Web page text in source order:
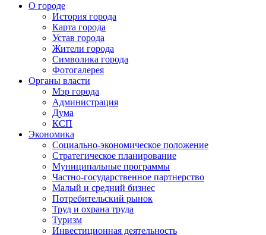
О городе
История города
Карта города
Устав города
Жители города
Символика города
Фотогалерея
Органы власти
Мэр города
Администрация
Дума
КСП
Экономика
Социально-экономическое положение
Стратегическое планирование
Муниципальные программы
Частно-государственное партнерство
Малый и средний бизнес
Потребительский рынок
Труд и охрана труда
Туризм
Инвестиционная деятельность